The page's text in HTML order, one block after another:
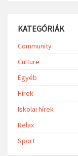
KATEGÓRIÁK
Community
Culture
Egyéb
Hírek
Iskolai hírek
Relax
Sport